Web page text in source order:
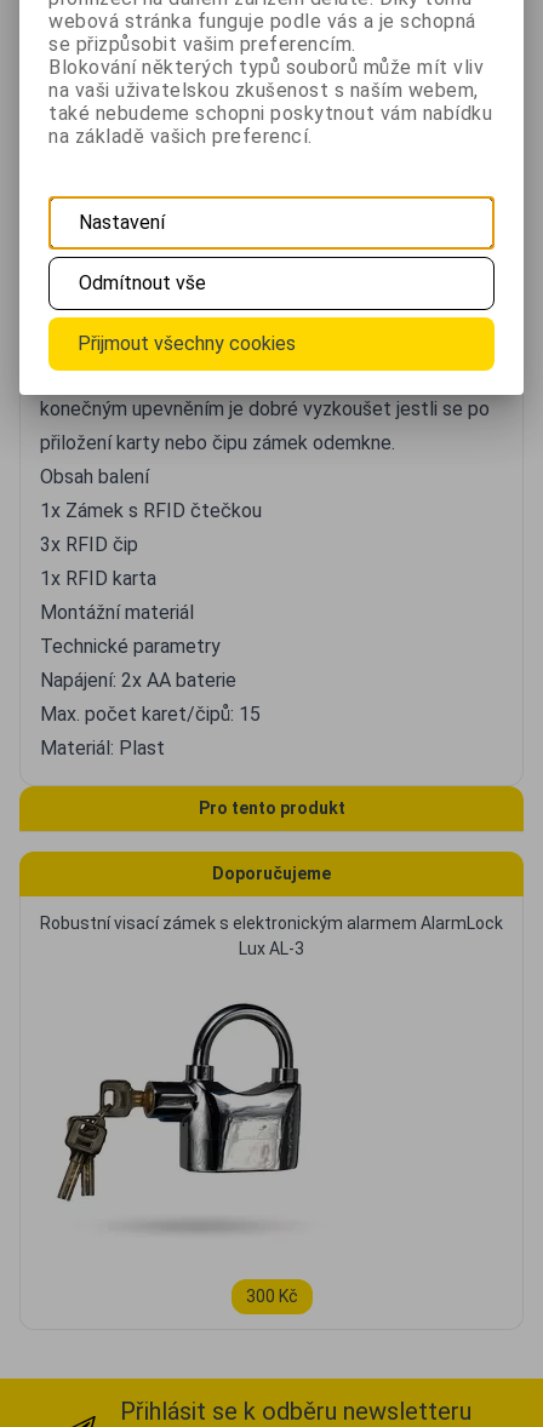
Skrytý zámek reagující pouze na RFID čip/kartu.
Volba pracovního režimu.
RFID čipy jsou již součástí balení.
Lze použít více karet/čipů.
Zabezpečení zásuvek, skříní apod.
Montáž
Zámek a RFID čtečku je třeba přišroubovat zevnitř
skříňky do které jej chceme instalovat. Čtečku RFID
instalujte tak aby směřovala směrem ven. Před
konečným upevněním je dobré vyzkoušet jestli se po
přiložení karty nebo čipu zámek odemkne.
Obsah balení
1x Zámek s RFID čtečkou
3x RFID čip
1x RFID karta
Montážní materiál
Technické parametry
Napájení: 2x AA baterie
Max. počet karet/čipů: 15
Materiál: Plast
Pro tento produkt
Doporučujeme
Robustní visací zámek s elektronickým alarmem AlarmLock
Lux AL-3
300 Kč
Přihlásit se k odběru newsletteru
webová stránka funguje podle vás a je schopná
se přizpůsobit vašim preferencím.
Blokování některých typů souborů může mít vliv
na vaši uživatelskou zkušenost s naším webem,
také nebudeme schopni poskytnout vám nabídku
na základě vašich preferencí.
Nastavení
Odmítnout vše
Přijmout všechny cookies